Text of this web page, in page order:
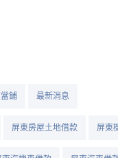
鋪 最新消息
屏東房屋土地借款 屏東